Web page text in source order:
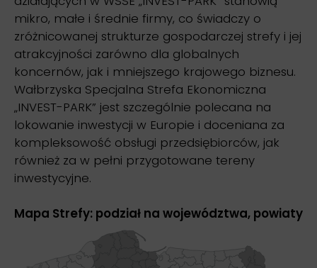
mikro, małe i średnie firmy, co świadczy o
zróżnicowanej strukturze gospodarczej strefy i jej
atrakcyjności zarówno dla globalnych
koncernów, jak i mniejszego krajowego biznesu.
Wałbrzyska Specjalna Strefa Ekonomiczna
„INVEST-PARK” jest szczególnie polecana na
lokowanie inwestycji w Europie i doceniana za
kompleksowość obsługi przedsiębiorców, jak
również za w pełni przygotowane tereny
inwestycyjne.
Mapa Strefy: podział na województwa, powiaty